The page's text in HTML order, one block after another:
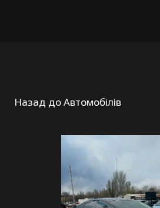
Назад до Автомобілів